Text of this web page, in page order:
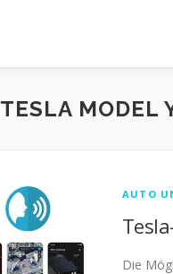
TESLA MODEL
AUTO
Die